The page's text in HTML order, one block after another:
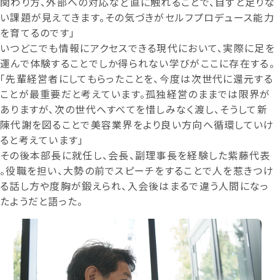
い課題が見えてきます。その気づきがセルフプロデュース能力
を育てるのです」
いつどこでも情報にアクセスできる現代において、実際に足を
運んで体験することでしか得られない学びがここに存在する。
「先輩経営者にしてもらったことを、今度は次世代に還元する
ことが最重要だと考えています。孤独経営のままでは限界が
ありますが、次の世代へすべてを惜しみなく渡し、そうして新
陳代謝を図ることで美容業界をより良い方向へ循環していけ
ると考えています」
その後本部長に就任し、会長、副理事長を経験した紫藤代表
。役職を担い、大勢の前でスピーチをすることで人を惹きつけ
る話し方や度胸が鍛えられ、入会後はまるで違う人間になっ
たようだと語った。